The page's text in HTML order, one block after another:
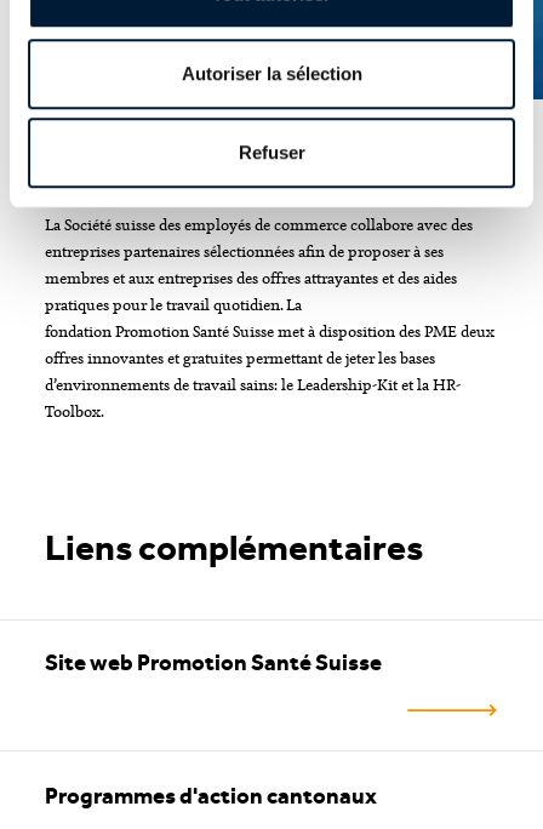
Autoriser la sélection
Refuser
Toolbox PME
La Société suisse des employés de commerce collabore avec des
entreprises partenaires sélectionnées afin de proposer à ses
membres et aux entreprises des offres attrayantes et des aides
pratiques pour le travail quotidien. La
fondation Promotion Santé Suisse met à disposition des PME deux
offres innovantes et gratuites permettant de jeter les bases
d’environnements de travail sains: le Leadership-Kit et la HR-
Toolbox.
Liens complémentaires
Site web Promotion Santé Suisse
Programmes d'action cantonaux